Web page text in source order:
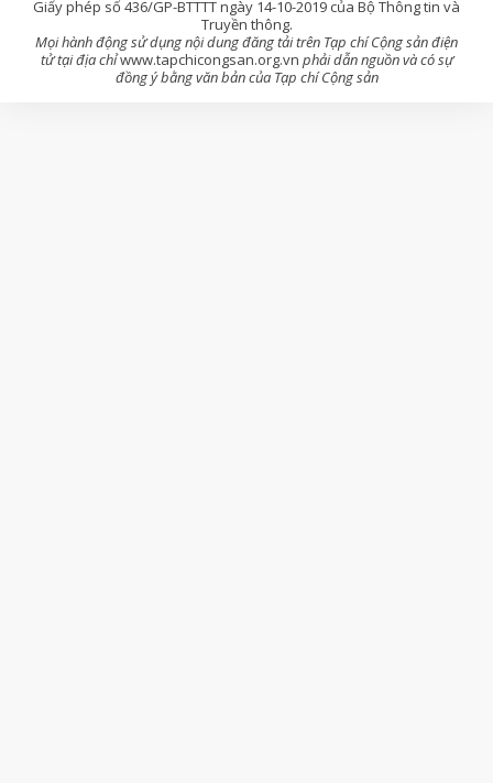
Giấy phép số 436/GP-BTTTT ngày 14-10-2019 của Bộ Thông tin và
Truyền thông.
Mọi hành động sử dụng nội dung đăng tải trên Tạp chí Cộng sản điện
tử tại địa chỉwww.tapchicongsan.org.vn phải dẫn nguồn và có sự
đồng ý bằng văn bản của Tạp chí Cộng sản